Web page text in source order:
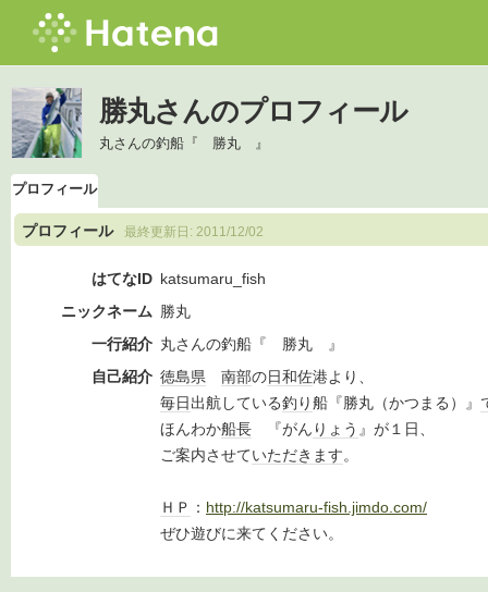
勝丸さんのプロフィール
丸さんの釣船『 勝丸 』
プロフィール
プロフィール 最終更新日: 2011/12/02
はてなID katsumaru_fish
ニックネーム 勝丸
一行紹介 丸さんの釣船『 勝丸 』
自己紹介 徳島県 南部の日和佐港より、
毎日出航している釣り船『勝丸（かつまる）』
ほんわか船長 『がん りょう 』が１日、
ご案内させていただきます。
ＨＰ ： http://katsumaru-fish.jimdo.com/
ぜひ遊びに来てください。